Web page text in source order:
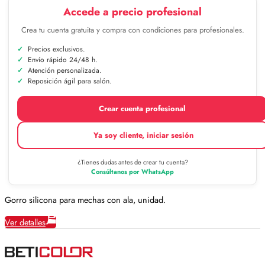
Accede a precio profesional
Crea tu cuenta gratuita y compra con condiciones para profesionales.
Precios exclusivos.
Envío rápido 24/48 h.
Atención personalizada.
Reposición ágil para salón.
Crear cuenta profesional
Ya soy cliente, iniciar sesión
¿Tienes dudas antes de crear tu cuenta?
Consúltanos por WhatsApp
Gorro silicona para mechas con ala, unidad.
Ver detalles